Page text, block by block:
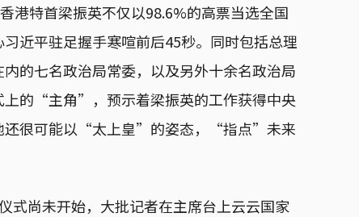
港特首梁振英不仅以98.6%的高票当选全国
近平驻足握手寒喧前后45秒。同时包括总理
的七名政治局常委，以及另外十余名政治局
上的“主角”，预示着梁振英的工作获得中央
还很可能以“太上皇”的姿态，“指点”未来
式尚未开始，大批记者在主席台上云云国家